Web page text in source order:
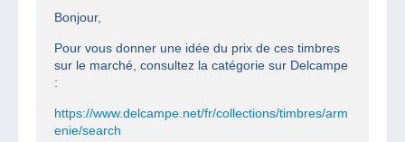
Bonjour,
Pour vous donner une idée du prix de ces timbres
sur le marché, consultez la catégorie sur Delcampe
:
https://www.delcampe.net/fr/collections/timbres/arm
enie/search